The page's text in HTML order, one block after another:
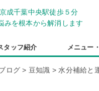
成千葉中央駅徒歩５分
みを根本から解消します
タッフ紹介 メニュー
ログ > 豆知識 > 水分補給と